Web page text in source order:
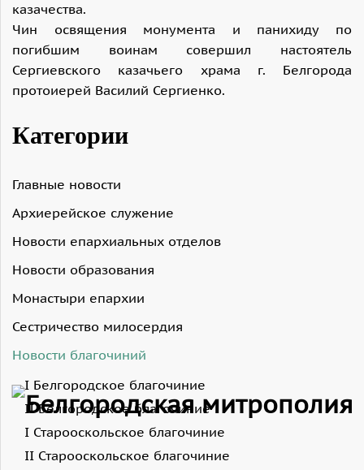
казачества.
Чин освящения монумента и панихиду по
погибшим воинам совершил настоятель
Сергиевского казачьего храма г. Белгорода
протоиерей Василий Сергиенко.
Категории
Главные новости
Архиерейское служение
Новости епархиальных отделов
Новости образования
Монастыри епархии
Сестричество милосердия
Новости благочиний
I Белгородское благочиние
II Белгородское благочиние
I Старооскольское благочиние
II Старооскольское благочиние